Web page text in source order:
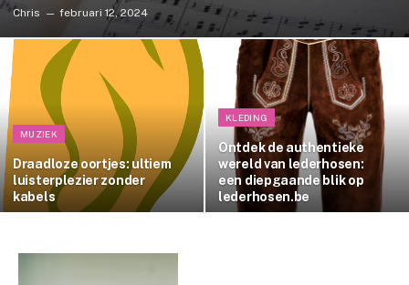
Chris februari 12, 2024
MUZIEK
Draadloze oortjes: ultiem
luisterplezier zonder
kabels
KLEDING
Ontdek de authentieke
wereld van lederhosen:
een diepgaande blik op
lederhosen.be